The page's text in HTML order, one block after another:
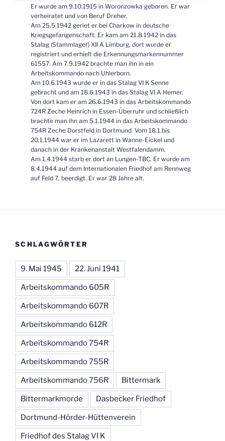
Er wurde am 9.10.1915 in Woronzowka geboren. Er war
verheiratet und von Beruf Dreher.
Am 25.5.1942 geriet er bei Charkow in deutsche
Kriegsgefangenschaft. Er kam am 21.8.1942 in das
Stalag (Stammlager) XII A Limburg, dort wurde er
registriert und erhielt die Erkennungsmarkennummer
61557. Am 7.9.1942 brachte man ihn in ein
Arbeitskommando nach Uhlerborn.
Am 10.6.1943 wurde er in das Stalag VI K Senne
gebracht und am 18.6.1943 in das Stalag VI A Hemer.
Von dort kam er am 26.6.1943 in das Arbeitskommando
724R Zeche Heinrich in Essen-Überruhr und schließlich
brachte man ihn am 5.1.1944 in das Arbeitskommando
754R Zeche Dorstfeld in Dortmund. Vom 18.1.bis
20.1.1944 war er im Lazarett in Wanne-Eickel und
danach in der Krankenanstalt Westfalendamm.
Am 1.4.1944 starb er dort an Lungen-TBC. Er wurde am
8.4.1944 auf dem Internationalen Friedhof am Rennweg
auf Feld 7, beerdigt. Er war 28 Jahre alt.
SCHLAGWÖRTER
9. Mai 1945 22. Juni 1941
Arbeitskommando 605R
Arbeitskommando 607R
Arbeitskommando 612R
Arbeitskommando 754R
Arbeitskommando 755R
Arbeitskommando 756R Bittermark
Bittermarkmorde Dasbecker Friedhof
Dortmund-Hörder-Hüttenverein
Friedhof des Stalag VI K